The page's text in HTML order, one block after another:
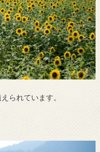
られています。